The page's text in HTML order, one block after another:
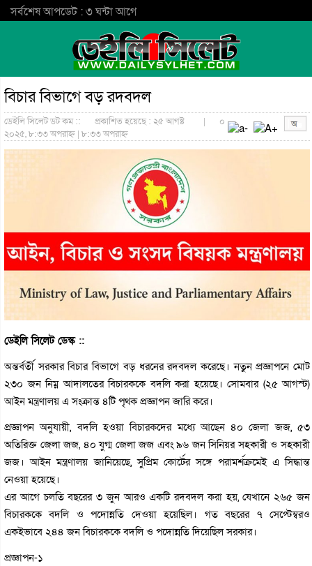
সর্বশেষ আপডেট : ৩ ঘন্টা আগে
বিচার বিভাগে বড় রদবদল
ডেইলি সিলেট ডট কম ::
প্রকাশিত হয়েছে : ২৫ আগষ্ট
২০২৫, ৮:৩৩ অপরাহ্ন | ৮:৩৩ অপরাহ্ন
| ০
ডেইলি সিলেট ডেস্ক ::
অন্তর্বর্তী সরকার বিচার বিভাগে বড় ধরনের রদবদল করেছে। নতুন প্রজ্ঞাপনে মোট
২৩০ জন নিম্ন আদালতের বিচারককে বদলি করা হয়েছে। সোমবার (২৫ আগস্ট)
আইন মন্ত্রণালয় এ সংক্রান্ত ৪টি পৃথক প্রজ্ঞাপন জারি করে।
প্রজ্ঞাপন অনুযায়ী, বদলি হওয়া বিচারকদের মধ্যে আছেন ৪০ জেলা জজ, ৫৩
অতিরিক্ত জেলা জজ, ৪০ যুগ্ম জেলা জজ এবং ৯৬ জন সিনিয়র সহকারী ও সহকারী
জজ। আইন মন্ত্রণালয় জানিয়েছে, সুপ্রিম কোর্টের সঙ্গে পরামর্শক্রমেই এ সিদ্ধান্ত
নেওয়া হয়েছে।
এর আগে চলতি বছরের ৩ জুন আরও একটি রদবদল করা হয়, যেখানে ২৬৫ জন
বিচারককে বদলি ও পদোন্নতি দেওয়া হয়েছিল। গত বছরের ৭ সেপ্টেম্বরও
একইভাবে ২৪৪ জন বিচারককে বদলি ও পদোন্নতি দিয়েছিল সরকার।
প্রজ্ঞাপন-১